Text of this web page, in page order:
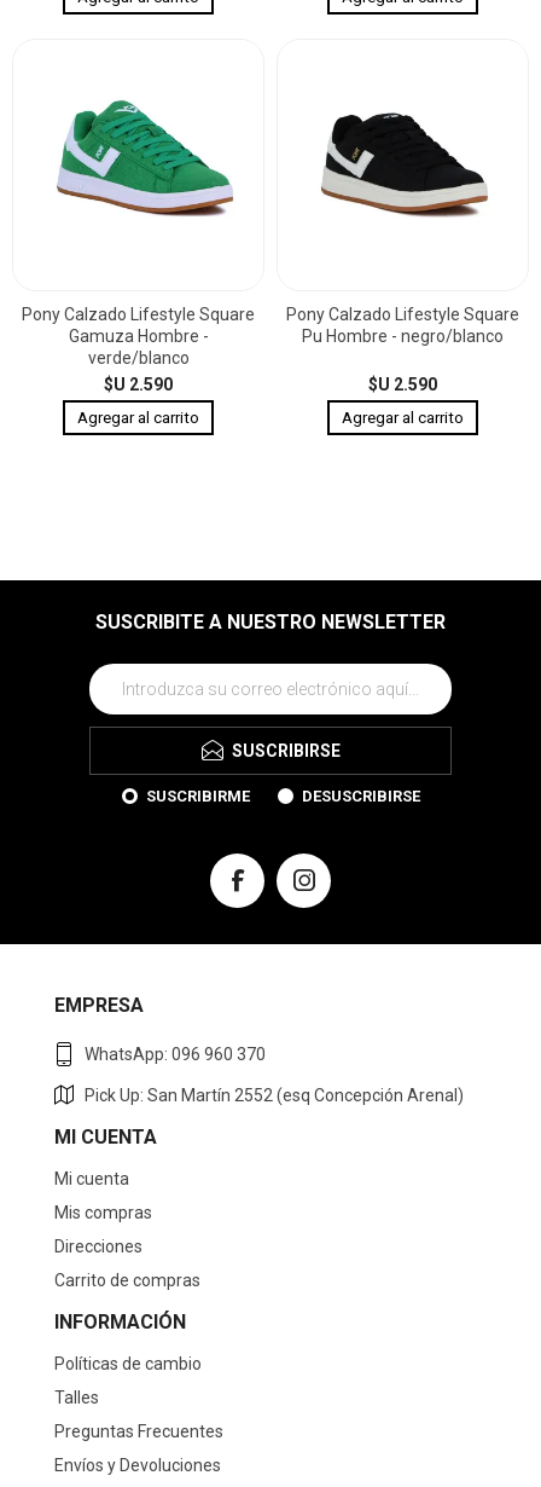
Pony Calzado Lifestyle Square
Gamuza Hombre -
verde/blanco
$U 2.590
Pony Calzado Lifestyle Square
Pu Hombre - negro/blanco
$U 2.590
SUSCRIBITE A NUESTRO NEWSLETTER
SUSCRIBIRSE
SUSCRIBIRME DESUSCRIBIRSE
EMPRESA
WhatsApp: 096 960 370
Pick Up: San Martín 2552 (esq Concepción Arenal)
MI CUENTA
Mi cuenta
Mis compras
Direcciones
Carrito de compras
INFORMACIÓN
Políticas de cambio
Talles
Preguntas Frecuentes
Envíos y Devoluciones